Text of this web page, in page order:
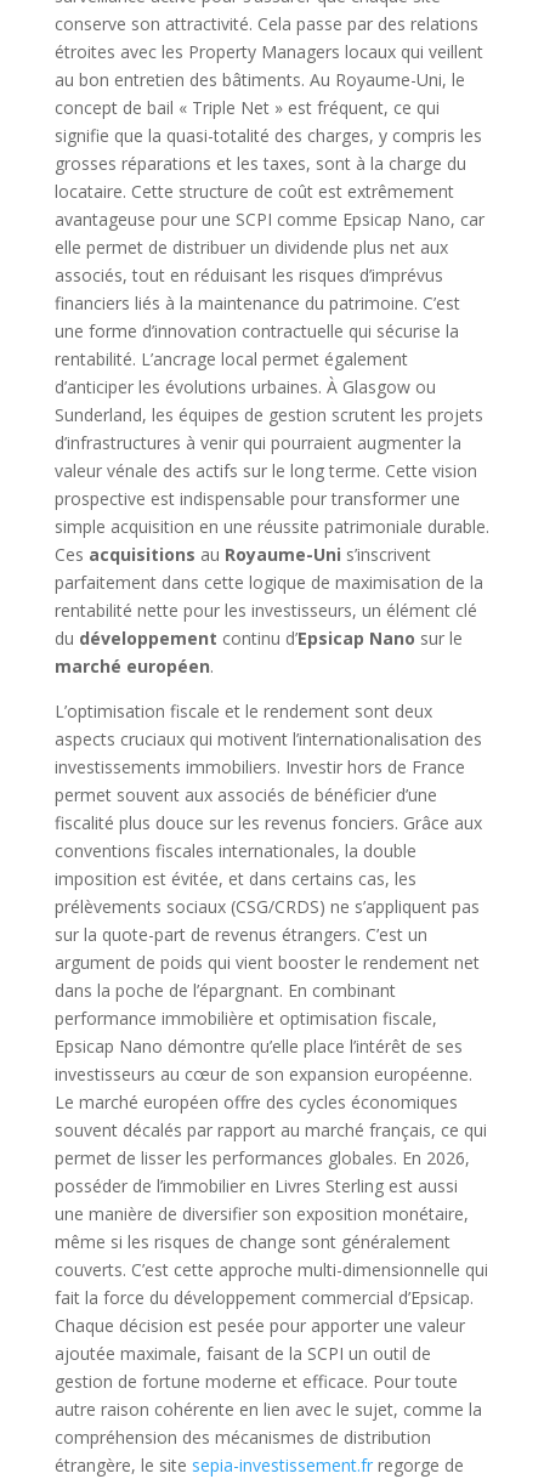
conserve son attractivité. Cela passe par des relations
étroites avec les Property Managers locaux qui veillent
au bon entretien des bâtiments. Au Royaume-Uni, le
concept de bail « Triple Net » est fréquent, ce qui
signifie que la quasi-totalité des charges, y compris les
grosses réparations et les taxes, sont à la charge du
locataire. Cette structure de coût est extrêmement
avantageuse pour une SCPI comme Epsicap Nano, car
elle permet de distribuer un dividende plus net aux
associés, tout en réduisant les risques d’imprévus
financiers liés à la maintenance du patrimoine. C’est
une forme d’innovation contractuelle qui sécurise la
rentabilité. L’ancrage local permet également
d’anticiper les évolutions urbaines. À Glasgow ou
Sunderland, les équipes de gestion scrutent les projets
d’infrastructures à venir qui pourraient augmenter la
valeur vénale des actifs sur le long terme. Cette vision
prospective est indispensable pour transformer une
simple acquisition en une réussite patrimoniale durable.
Ces acquisitions au Royaume-Uni s’inscrivent
parfaitement dans cette logique de maximisation de la
rentabilité nette pour les investisseurs, un élément clé
du développement continu d’Epsicap Nano sur le
marché européen.
L’optimisation fiscale et le rendement sont deux
aspects cruciaux qui motivent l’internationalisation des
investissements immobiliers. Investir hors de France
permet souvent aux associés de bénéficier d’une
fiscalité plus douce sur les revenus fonciers. Grâce aux
conventions fiscales internationales, la double
imposition est évitée, et dans certains cas, les
prélèvements sociaux (CSG/CRDS) ne s’appliquent pas
sur la quote-part de revenus étrangers. C’est un
argument de poids qui vient booster le rendement net
dans la poche de l’épargnant. En combinant
performance immobilière et optimisation fiscale,
Epsicap Nano démontre qu’elle place l’intérêt de ses
investisseurs au cœur de son expansion européenne.
Le marché européen offre des cycles économiques
souvent décalés par rapport au marché français, ce qui
permet de lisser les performances globales. En 2026,
posséder de l’immobilier en Livres Sterling est aussi
une manière de diversifier son exposition monétaire,
même si les risques de change sont généralement
couverts. C’est cette approche multi-dimensionnelle qui
fait la force du développement commercial d’Epsicap.
Chaque décision est pesée pour apporter une valeur
ajoutée maximale, faisant de la SCPI un outil de
gestion de fortune moderne et efficace. Pour toute
autre raison cohérente en lien avec le sujet, comme la
compréhension des mécanismes de distribution
étrangère, le site sepia-investissement.frregorge de